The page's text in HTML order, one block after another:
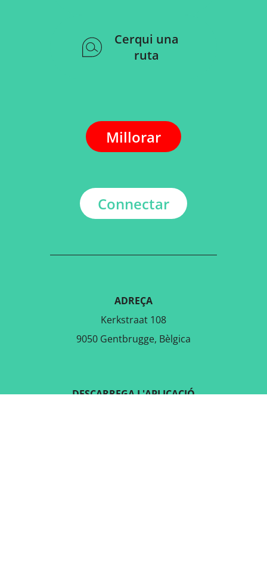
Cerqui una
ruta
Millorar
Connectar
ADREÇA
Kerkstraat 108
9050 Gentbrugge, Bèlgica
DESCARREGA L'APLICACIÓ